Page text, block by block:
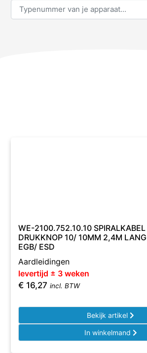
WE-2100.752.10.10
DRUKKNOP 10/ 10MM 2,4M
EGB/ ESD
Aardleidingen
levertijd ± 3 weken
€ 16,27 incl. BTW
Bekijk artikel
In winkelmand